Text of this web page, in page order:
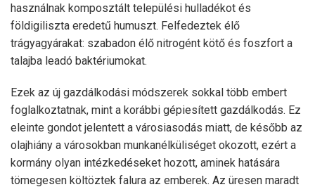
használnak komposztált települési hulladékot és
földigiliszta eredetű humuszt. Felfedeztek élő
trágyagyárakat: szabadon élő nitrogént kötő és foszfort a
talajba leadó baktériumokat.
Ezek az új gazdálkodási módszerek sokkal több embert
foglalkoztatnak, mint a korábbi gépiesített gazdálkodás. Ez
eleinte gondot jelentett a városiasodás miatt, de később az
olajhiány a városokban munkanélküliséget okozott, ezért a
kormány olyan intézkedéseket hozott, aminek hatására
tömegesen költöztek falura az emberek. Az üresen maradt